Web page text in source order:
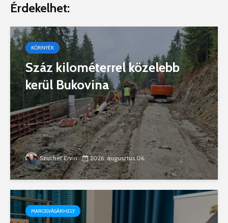
Érdekelhet:
KÖRNYÉK
Száz kilométerrel közelebb
kerül Bukovina
Szucher Ervin 2026. augusztus 06.
MAROSVÁSÁRHELY